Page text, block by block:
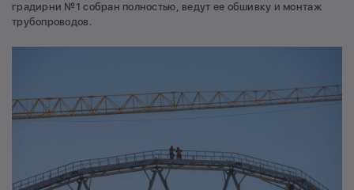
градирни №1 собран полностью, ведут ее обшивку и монтаж
трубопроводов.